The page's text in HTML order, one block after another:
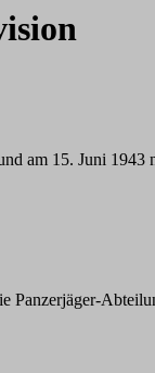
am 15. Juni 1943